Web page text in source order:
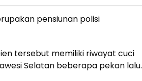
pensiunan polisi
tersebut memiliki riwayat cuci
Selatan beberapa pekan lalu.